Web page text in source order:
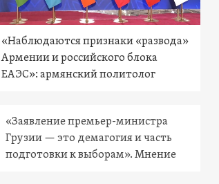
«Наблюдаются признаки «развода»
Армении и российского блока
ЕАЭС»: армянский политолог
«Заявление премьер-министра
Грузии — это демагогия и часть
подготовки к выборам». Мнение